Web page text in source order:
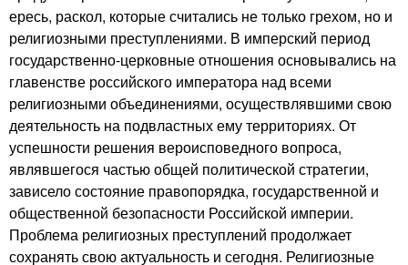
ересь, раскол, которые считались не только грехом, но и
религиозными преступлениями. В имперский период
государственно-церковные отношения основывались на
главенстве российского императора над всеми
религиозными объединениями, осуществлявшими свою
деятельность на подвластных ему территориях. От
успешности решения вероисповедного вопроса,
являвшегося частью общей политической стратегии,
зависело состояние правопорядка, государственной и
общественной безопасности Российской империи.
Проблема религиозных преступлений продолжает
сохранять свою актуальность и сегодня. Религиозные